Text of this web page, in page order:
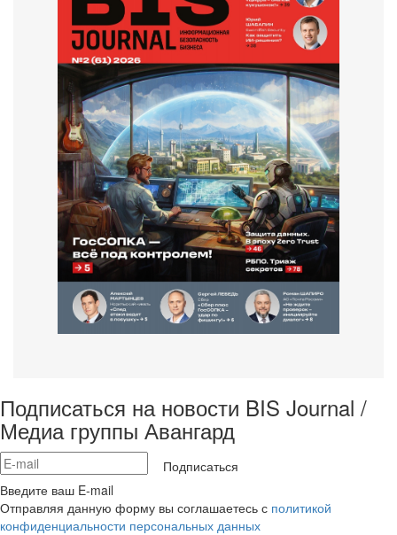
Подписаться на новости BIS Journal /
Медиа группы Авангард
Подписаться
Введите ваш E-mail
Отправляя данную форму вы соглашаетесь с политикой
конфиденциальности персональных данных